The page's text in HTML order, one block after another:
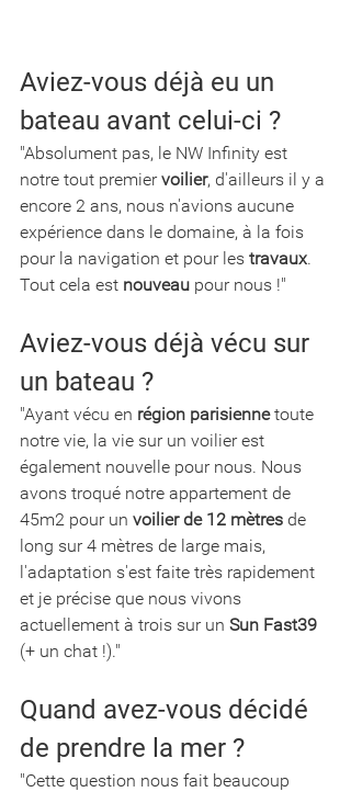
Aviez-vous déjà eu un
bateau avant celui-ci ?
"Absolument pas, le NW Infinity est
notre tout premier voilier, d'ailleurs il y a
encore 2 ans, nous n'avions aucune
expérience dans le domaine, à la fois
pour la navigation et pour les travaux.
Tout cela est nouveau pour nous !"
Aviez-vous déjà vécu sur
un bateau ?
"Ayant vécu en région parisienne toute
notre vie, la vie sur un voilier est
également nouvelle pour nous. Nous
avons troqué notre appartement de
45m2 pour un voilier de 12 mètres de
long sur 4 mètres de large mais,
l'adaptation s'est faite très rapidement
et je précise que nous vivons
actuellement à trois sur un Sun Fast39
(+ un chat !)."
Quand avez-vous décidé
de prendre la mer ?
"Cette question nous fait beaucoup